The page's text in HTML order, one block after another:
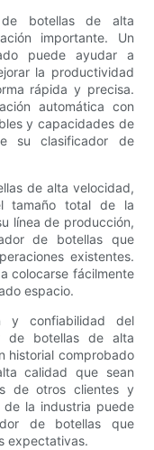
botellas de alta
importante. Un
puede ayudar a
la productividad
rápida y precisa.
automática con
y capacidades de
su clasificador de
de alta velocidad,
tamaño total de la
línea de producción,
de botellas que
existentes.
colocarse fácilmente
espacio.
y confiabilidad del
de botellas de alta
historial comprobado
calidad que sean
de otros clientes y
de la industria puede
de botellas que
expectativas.